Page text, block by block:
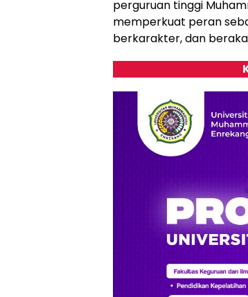
perguruan tinggi
memperkuat peran
berkarakter, dan